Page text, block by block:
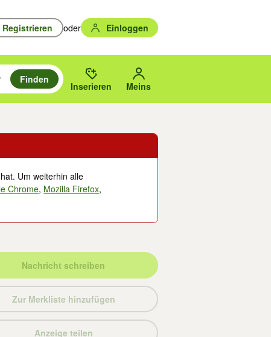
Registrieren oder Einloggen
und mit Eingabetaste auswählen.
um zu suchen, oder Vorschläge mit den Pfeiltasten nach oben/
gewählten Orts oder PLZ.
Finden
Inserieren Meins
Um weiterhin alle
Chrome, Mozilla Firefox,
Nachricht schreiben
Zur Merkliste hinzufügen
Anzeige teilen